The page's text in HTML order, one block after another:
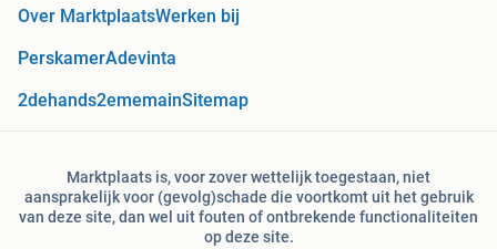
Over MarktplaatsWerken bij
PerskamerAdevinta
2dehands2ememainSitemap
Marktplaats is, voor zover wettelijk toegestaan, niet
aansprakelijk voor (gevolg)schade die voortkomt uit het gebruik
van deze site, dan wel uit fouten of ontbrekende functionaliteiten
op deze site.